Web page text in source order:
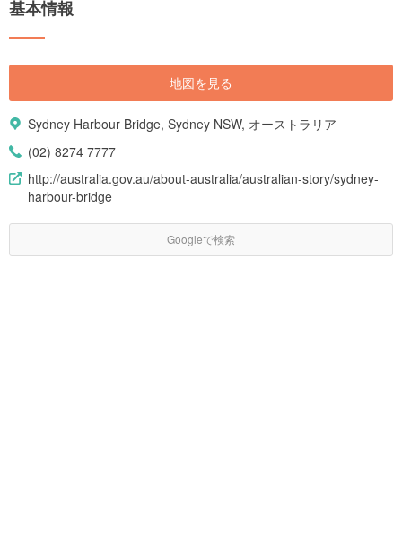
ぎて一体どこを見たらいいのか迷ってしまう初めての方にも分かりやすい
基本情報
地図を見る
Sydney Harbour Bridge, Sydney NSW, オーストラリア
(02) 8274 7777
http://australia.gov.au/about-australia/australian-story/sydney-
harbour-bridge
Googleで検索